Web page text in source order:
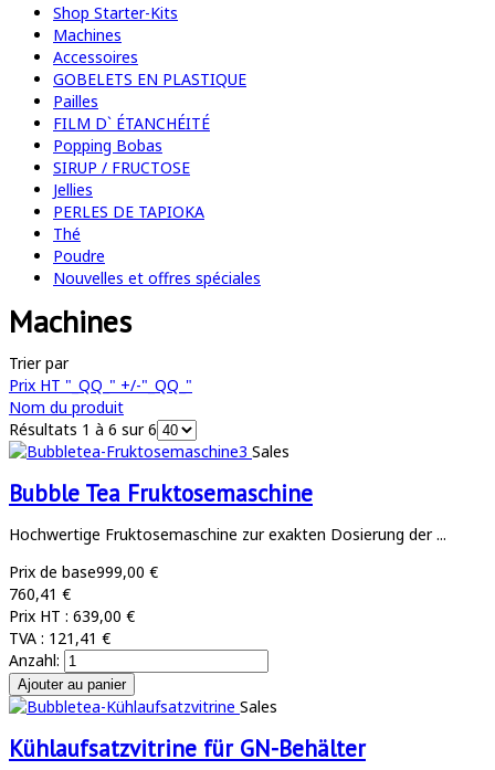
Shop Starter-Kits
Machines
Accessoires
GOBELETS EN PLASTIQUE
Pailles
FILM D` ÉTANCHÉITÉ
Popping Bobas
SIRUP / FRUCTOSE
Jellies
PERLES DE TAPIOKA
Thé
Poudre
Nouvelles et offres spéciales
Machines
Trier par
Prix HT "_QQ_" +/-"_QQ_"
Nom du produit
Résultats 1 à 6 sur 6
Sales
Bubble Tea Fruktosemaschine
Hochwertige Fruktosemaschine zur exakten Dosierung der ...
Prix de base999,00 €
760,41 €
Prix HT : 639,00 €
TVA : 121,41 €
Anzahl:
Sales
Kühlaufsatzvitrine für GN-Behälter